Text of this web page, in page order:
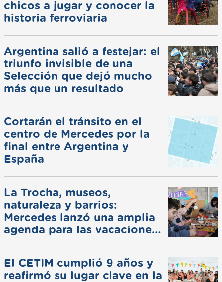
chicos a jugar y conocer la
historia ferroviaria
Argentina salió a festejar: el
triunfo invisible de una
Selección que dejó mucho
más que un resultado
Cortarán el tránsito en el
centro de Mercedes por la
final entre Argentina y
España
La Trocha, museos,
naturaleza y barrios:
Mercedes lanzó una amplia
agenda para las vacaciones
El CETIM cumplió 9 años y
reafirmó su lugar clave en la